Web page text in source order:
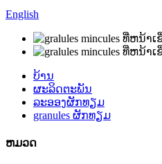
English
ບ້ານ
ຜະລິດຕະພັນ
ລະອອງຜັກທຽມ
granules ຜັກທຽມ
ຫມວດ